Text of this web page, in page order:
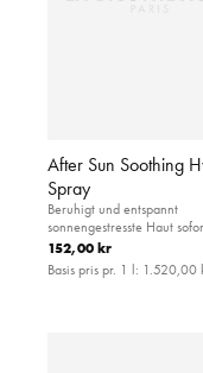
After Sun Soothing
Spray
Beruhigt und entspannt
sonnengestresste Haut
spendet wertvolle
152,00 kr
Basis pris pr. 1 l: 1.520,00